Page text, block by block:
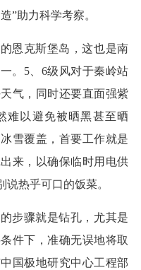
”助力科学考察。
恩克斯堡岛，这也是南
。5、6级风对于秦岭站
气，同时还要直面强紫
难以避免被晒黑甚至晒
雪覆盖，首要工作就是
来，以确保临时用电供
热乎可口的饭菜。
步骤就是钻孔，尤其是
件下，准确无误地将取
国极地研究中心工程部